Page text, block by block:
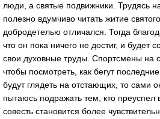
люди, а святые подвижники. Трудясь
полезно вдумчиво читать житие
добродетелью отличался. Тогда
что он пока ничего не достиг, и будет
свои духовные труды. Спортсмены на
чтобы посмотреть, как бегут
будут глядеть на отстающих, то сами
пытаюсь подражать тем, кто преуспел
совесть становится более